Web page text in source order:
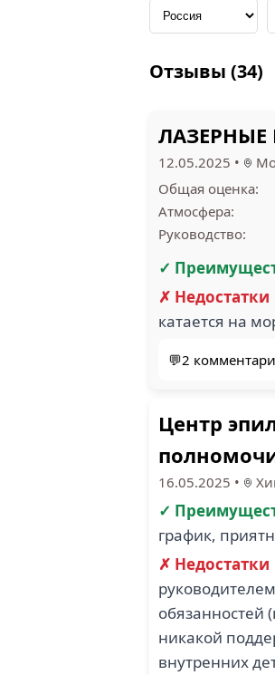
СТАНДАРТ
ЦЕНТР
И МАНИКЮРА
EPILAS (1)
ФРАНЧАЙЗИНГ
Отзывы (34)
ЛАЗЕРНЫЕ
12.05.2025 •
Общая оценка:
Атмосфера:
Руководство:
✓
✗ Недостатки
катается на
💬2
Центр
16.05.2025 •
✓
график,
✗ Недостатки
обязанностей
никакой
внутренних